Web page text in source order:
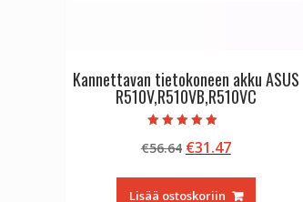
Kannettavan tietokoneen akku ASUS
R510V,R510VB,R510VC
tuotteesta:
5.00
€56.64 Alkuperäinen
oli:
€31.47Nykyinen
on:
Lisää ostoskoriin